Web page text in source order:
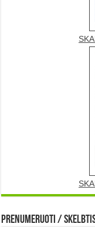
Prenumeruoti /